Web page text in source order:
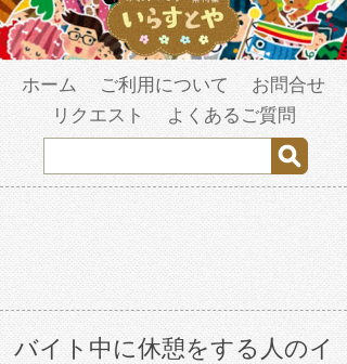
ホーム ご利用について
お問合せ
リクエスト
よくあるご質問
バイト中に休憩をする人のイ